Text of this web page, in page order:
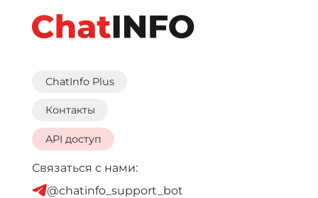
ChatInfo Plus
Контакты
API доступ
Связаться с нами:
@chatinfo_support_bot